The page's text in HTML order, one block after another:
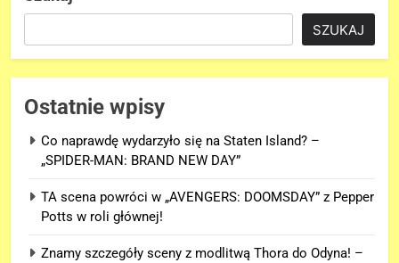
SZUKAJ
Ostatnie wpisy
Co naprawdę wydarzyło się na Staten Island? –
„SPIDER-MAN: BRAND NEW DAY”
TA scena powróci w „AVENGERS: DOOMSDAY” z Pepper
Potts w roli głównej!
Znamy szczegóły sceny z modlitwą Thora do Odyna! –